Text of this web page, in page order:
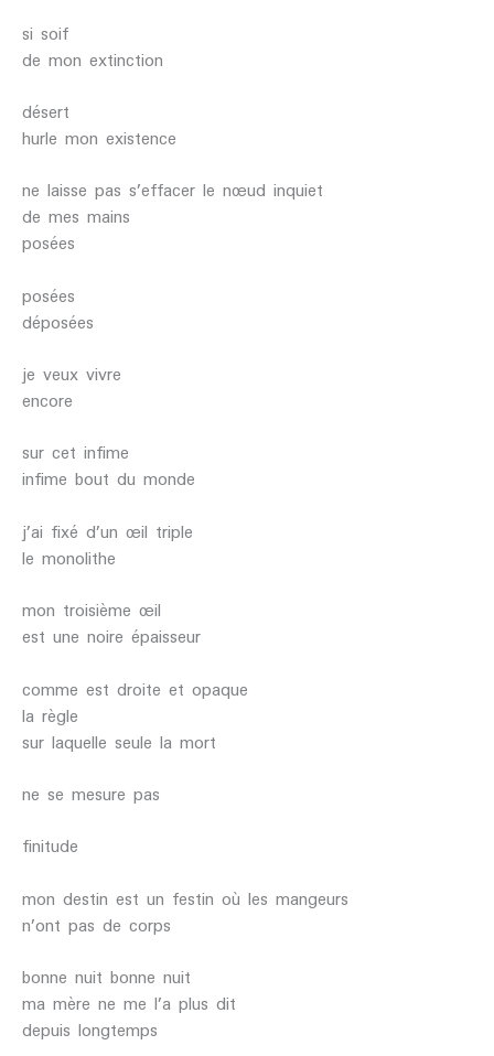
si soif
de mon extinction
désert
hurle mon existence
ne laisse pas s’effacer le nœud inquiet
de mes mains
posées
posées
déposées
je veux vivre
encore
sur cet infime
infime bout du monde
j’ai fixé d’un œil triple
le monolithe
mon troisième œil
est une noire épaisseur
comme est droite et opaque
la règle
sur laquelle seule la mort
ne se mesure pas
finitude
mon destin est un festin où les mangeurs
n’ont pas de corps
bonne nuit bonne nuit
ma mère ne me l’a plus dit
depuis longtemps